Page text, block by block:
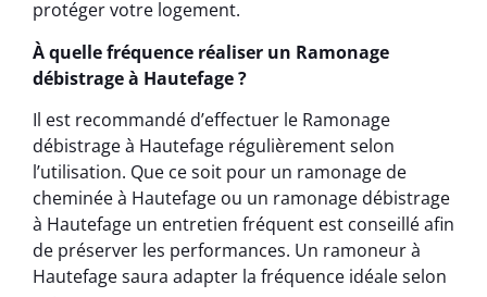
protéger votre logement.
À quelle fréquence réaliser un Ramonage
débistrage à Hautefage ?
Il est recommandé d’effectuer le Ramonage
débistrage à Hautefage régulièrement selon
l’utilisation. Que ce soit pour un ramonage de
cheminée à Hautefage ou un ramonage débistrage
à Hautefage un entretien fréquent est conseillé afin
de préserver les performances. Un ramoneur à
Hautefage saura adapter la fréquence idéale selon